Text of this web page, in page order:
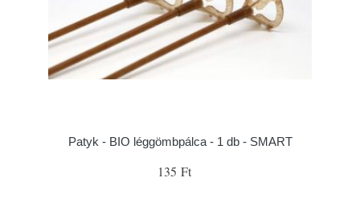
Patyk - BIO léggömbpálca - 1 db - SMART
135 Ft